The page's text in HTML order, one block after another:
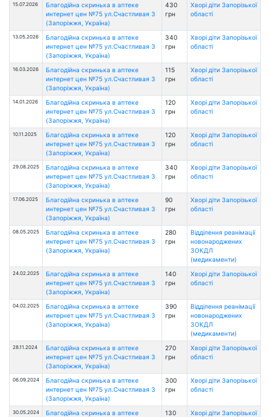
15.07.2026
Благодійна скринька в аптеке
интернет цен №75 ул.Счастливая 3
(Запоріжжя, Україна)
430
грн
Хворі діти Запорізької
області
13.05.2026
Благодійна скринька в аптеке
интернет цен №75 ул.Счастливая 3
(Запоріжжя, Україна)
340
грн
Хворі діти Запорізької
області
16.03.2026
Благодійна скринька в аптеке
интернет цен №75 ул.Счастливая 3
(Запоріжжя, Україна)
115
грн
Хворі діти Запорізької
області
14.01.2026
Благодійна скринька в аптеке
интернет цен №75 ул.Счастливая 3
(Запоріжжя, Україна)
120
грн
Хворі діти Запорізької
області
10.11.2025
Благодійна скринька в аптеке
интернет цен №75 ул.Счастливая 3
(Запоріжжя, Україна)
120
грн
Хворі діти Запорізької
області
29.08.2025
Благодійна скринька в аптеке
интернет цен №75 ул.Счастливая 3
(Запоріжжя, Україна)
340
грн
Хворі діти Запорізької
області
17.06.2025
Благодійна скринька в аптеке
интернет цен №75 ул.Счастливая 3
(Запоріжжя, Україна)
90
грн
Хворі діти Запорізької
області
08.05.2025
Благодійна скринька в аптеке
интернет цен №75 ул.Счастливая 3
(Запоріжжя, Україна)
280
грн
Відділення реанімації
новонароджених
ЗОКДЛ
(медикаменти)
24.02.2025
Благодійна скринька в аптеке
интернет цен №75 ул.Счастливая 3
(Запоріжжя, Україна)
140
грн
Хворі діти Запорізької
області
04.02.2025
Благодійна скринька в аптеке
интернет цен №75 ул.Счастливая 3
(Запоріжжя, Україна)
390
грн
Відділення реанімації
новонароджених
ЗОКДЛ
(медикаменти)
28.11.2024
Благодійна скринька в аптеке
интернет цен №75 ул.Счастливая 3
(Запоріжжя, Україна)
270
грн
Хворі діти Запорізької
області
06.09.2024
Благодійна скринька в аптеке
интернет цен №75 ул.Счастливая 3
(Запоріжжя, Україна)
300
грн
Хворі діти Запорізької
області
30.05.2024
Благодійна скринька в аптеке
130
Хворі діти Запорізької